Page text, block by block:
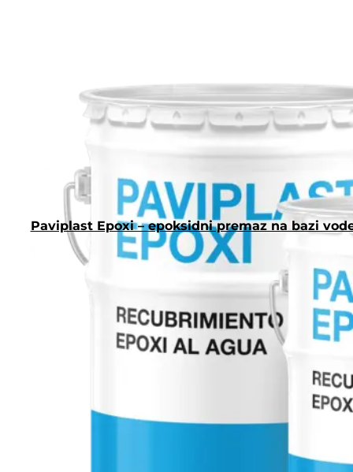
Paviplast Epoxi – epoksidni premaz na bazi